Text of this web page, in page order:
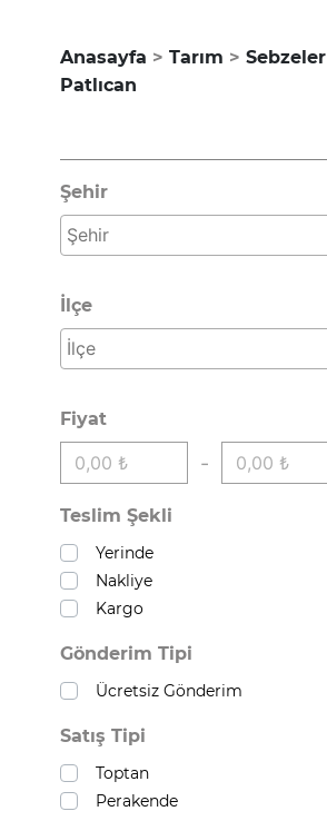
Anasayfa Tarım
Sebzeler
Patlıcan
Şehir
İlçe
Fiyat
-
Teslim Şekli
Yerinde
Nakliye
Kargo
Gönderim Tipi
Ücretsiz Gönderim
Satış Tipi
Toptan
Perakende